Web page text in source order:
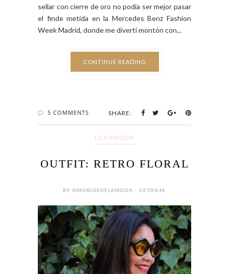
sellar con cierre de oro no podía ser mejor pasar
el finde metida en la Mercedes Benz Fashion
Week Madrid, donde me divertí montón con...
CONTINUE READING
5 COMMENTS SHARE:
LOOKBOOK
OUTFIT: RETRO FLORAL
BY AMORIOSDELAMODA - 10:59 A.M.